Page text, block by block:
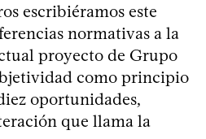
escribiéramos este
normativas a la
proyecto de Grupo
como principio
oportunidades,
que llama la